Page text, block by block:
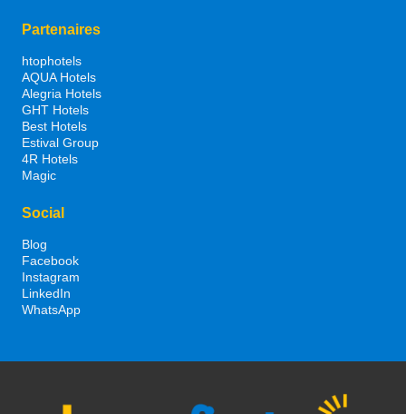
Partenaires
htophotels
AQUA Hotels
Alegria Hotels
GHT Hotels
Best Hotels
Estival Group
4R Hotels
Magic
Social
Blog
Facebook
Instagram
LinkedIn
WhatsApp